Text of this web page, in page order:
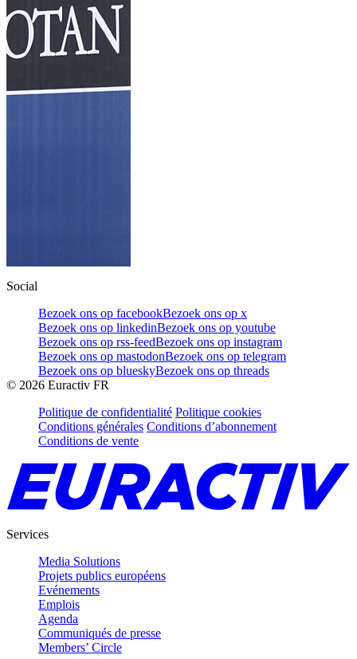
Social
Bezoek ons op facebookBezoek ons op x
Bezoek ons op linkedinBezoek ons op youtube
Bezoek ons op rss-feedBezoek ons op instagram
Bezoek ons op mastodonBezoek ons op telegram
Bezoek ons op blueskyBezoek ons op threads
© 2026 Euractiv FR
Politique de confidentialité Politique cookies
Conditions générales Conditions d’abonnement
Conditions de vente
Services
Media Solutions
Projets publics européens
Evénements
Emplois
Agenda
Communiqués de presse
Members’ Circle